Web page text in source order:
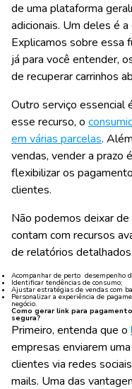
de uma plataforma
adicionais. Um deles é
Explicamos sobre essa
já para você entender,
de recuperar carrinhos
Outro serviço essencial
esse recurso, o
em várias parcelas.
vendas, vender a prazo
flexibilizar os
clientes.
Não podemos deixar
contam com recursos
de relatórios
Acompanhar de perto desempenho
Identificar tendências de consumo;
Ajustar estratégias de vendas com
Personalizar a experiência de
negócio.
Como gerar link para
segura?
Primeiro, entenda que o
empresas enviarem
clientes via redes
mails. Uma das